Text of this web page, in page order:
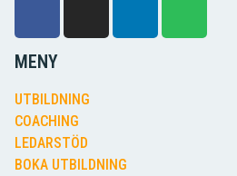
MENY
UTBILDNING
COACHING
LEDARSTÖD
BOKA UTBILDNING